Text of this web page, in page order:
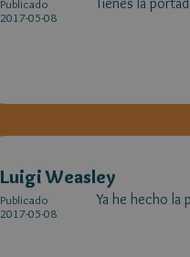
Publicado
2017-05-08
Luigi Weasley
Publicado
2017-05-08
Ya he hecho la